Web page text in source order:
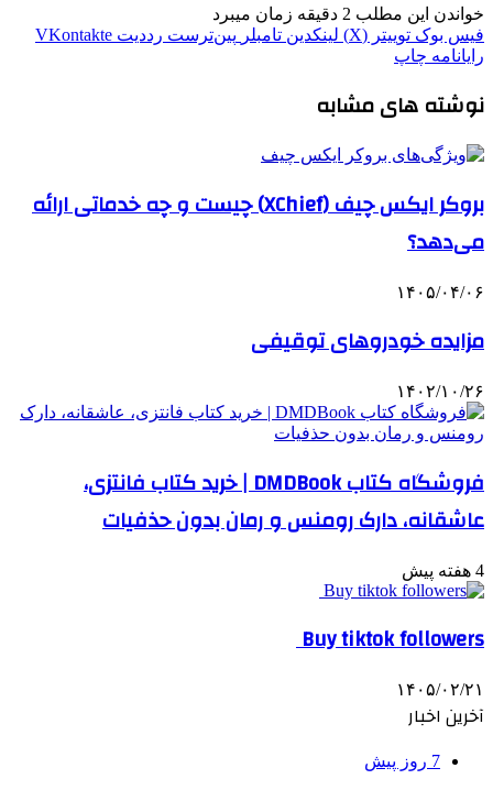
خواندن این مطلب 2 دقیقه زمان میبرد
فیس بوک توییتر (X) لینکدین ‫تامبلر ‫پین‌ترست ‫رددیت ‫VKontakte
رایانامه چاپ
نوشته های مشابه
بروکر ایکس چیف (XChief) چیست و چه خدماتی ارائه
می‌دهد؟
۱۴۰۵/۰۴/۰۶
مزایده خودروهای توقیفی
۱۴۰۲/۱۰/۲۶
فروشگاه کتاب DMDBook | خرید کتاب فانتزی،
عاشقانه، دارک رومنس و رمان بدون حذفیات
4 هفته پیش
Buy tiktok followers
۱۴۰۵/۰۲/۲۱
آخرین اخبار
7 روز پیش